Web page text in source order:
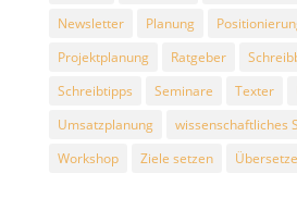
Newsletter
Planung
Projektplanung
Ratgeber
Schreibtipps
Seminare Texter
Umsatzplanung
wissenschaftliches
Workshop
Ziele setzen